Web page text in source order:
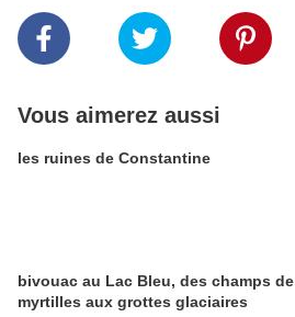
Vous aimerez aussi
les ruines de Constantine
bivouac au Lac Bleu, des champs de
myrtilles aux grottes glaciaires